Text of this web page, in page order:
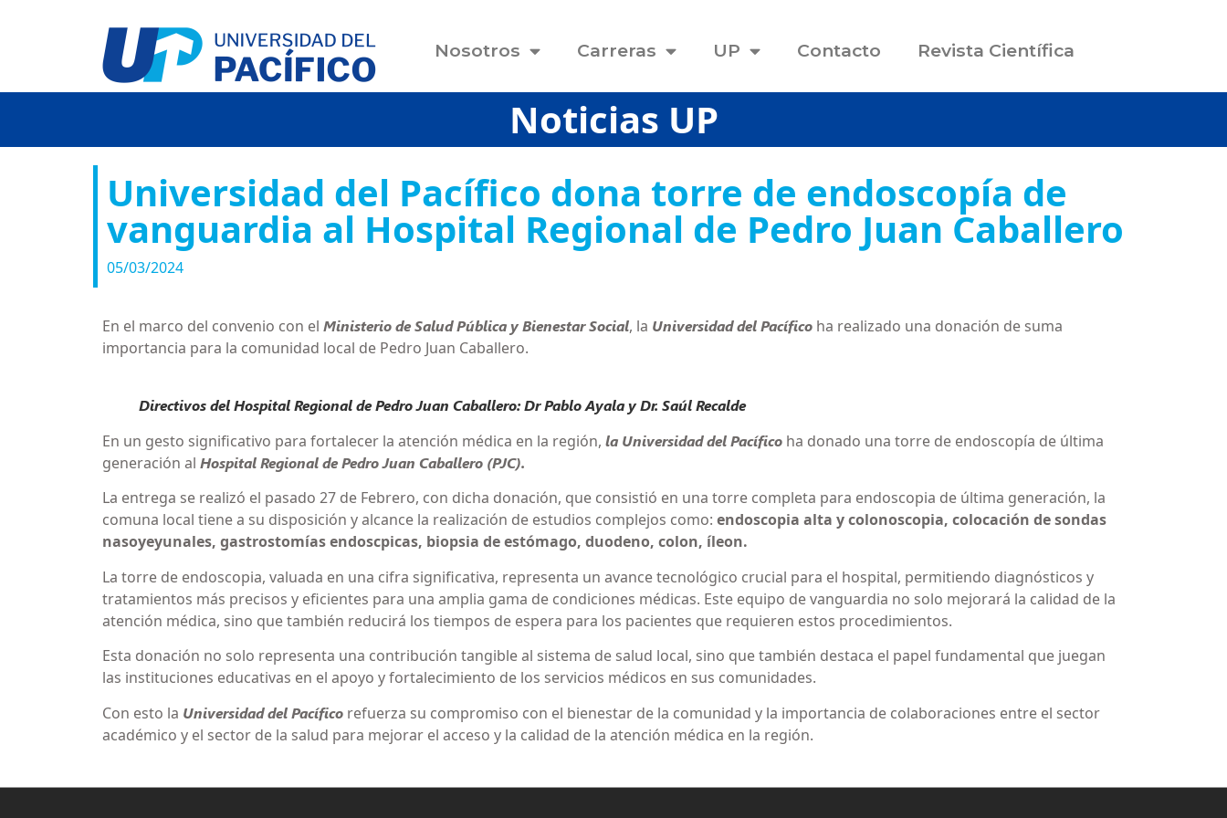
Nosotros Carreras UP Contacto Revista Científica
Noticias UP
Universidad del Pacífico dona torre de endoscopía de
vanguardia al Hospital Regional de Pedro Juan Caballero
05/03/2024
En el marco del convenio con el Ministerio de Salud Pública y Bienestar Social, la Universidad del Pacífico ha realizado una donación de suma
importancia para la comunidad local de Pedro Juan Caballero.
Directivos del Hospital Regional de Pedro Juan Caballero: Dr Pablo Ayala y Dr. Saúl Recalde
En un gesto significativo para fortalecer la atención médica en la región, la Universidad del Pacífico ha donado una torre de endoscopía de última
generación al Hospital Regional de Pedro Juan Caballero (PJC).
La entrega se realizó el pasado 27 de Febrero, con dicha donación, que consistió en una torre completa para endoscopia de última generación, la
comuna local tiene a su disposición y alcance la realización de estudios complejos como: endoscopia alta y colonoscopia, colocación de sondas
nasoyeyunales, gastrostomías endoscpicas, biopsia de estómago, duodeno, colon, íleon.
La torre de endoscopia, valuada en una cifra significativa, representa un avance tecnológico crucial para el hospital, permitiendo diagnósticos y
tratamientos más precisos y eficientes para una amplia gama de condiciones médicas. Este equipo de vanguardia no solo mejorará la calidad de la
atención médica, sino que también reducirá los tiempos de espera para los pacientes que requieren estos procedimientos.
Esta donación no solo representa una contribución tangible al sistema de salud local, sino que también destaca el papel fundamental que juegan
las instituciones educativas en el apoyo y fortalecimiento de los servicios médicos en sus comunidades.
Con esto la Universidad del Pacífico refuerza su compromiso con el bienestar de la comunidad y la importancia de colaboraciones entre el sector
académico y el sector de la salud para mejorar el acceso y la calidad de la atención médica en la región.